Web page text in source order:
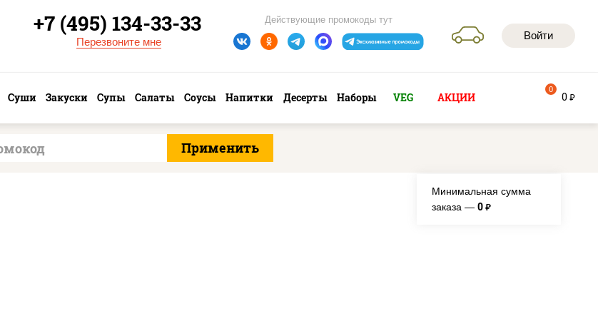
Войти
Действующие промокоды тут
+7 (495) 134-33-33
Перезвоните мне
Суши Закуски Супы Салаты Соусы Напитки Десерты Наборы VEG АКЦИИ 0 руб
0
Минимальная сумма
заказа — 0 руб.